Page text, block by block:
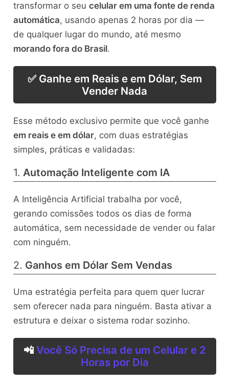
transformar o seu celular em uma fonte de renda
automática, usando apenas 2 horas por dia —
de qualquer lugar do mundo, até mesmo
morando fora do Brasil.
✅ Ganhe em Reais e em Dólar, Sem
Vender Nada
Esse método exclusivo permite que você ganhe
em reais e em dólar, com duas estratégias
simples, práticas e validadas:
1. Automação Inteligente com IA
A Inteligência Artificial trabalha por você,
gerando comissões todos os dias de forma
automática, sem necessidade de vender ou falar
com ninguém.
2. Ganhos em Dólar Sem Vendas
Uma estratégia perfeita para quem quer lucrar
sem oferecer nada para ninguém. Basta ativar a
estrutura e deixar o sistema rodar sozinho.
📲 Você Só Precisa de um Celular e 2
Horas por Dia